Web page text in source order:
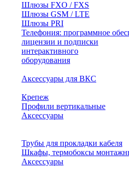
Шлюзы FXO / FXS
Шлюзы GSM / LTE
Шлюзы PRI
Телефония: программное
лицензии и подписки
оборудования
Аксессуары для ВКС
Крепеж
Профили вертикальные
Аксессуары
Трубы для прокладки кабеля
Шкафы, термобоксы
Аксессуары